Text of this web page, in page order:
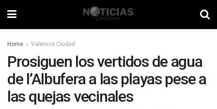
Home Valencia Ciudad
Prosiguen los vertidos de agua
de l’Albufera a las playas pese a
las quejas vecinales